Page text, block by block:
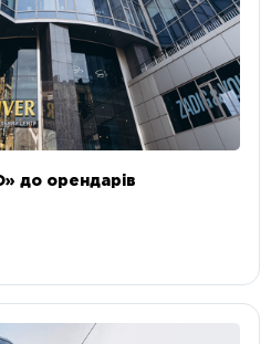
до орендарів